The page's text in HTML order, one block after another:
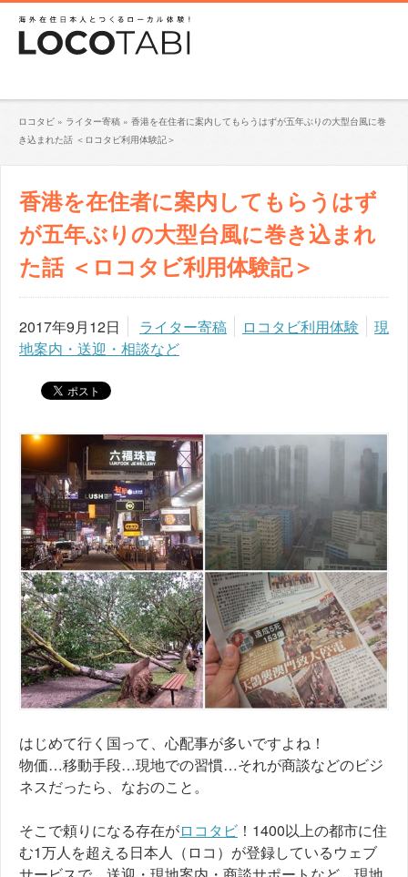
ロコタビ » ライター寄稿 » 香港を在住者に案内してもらうはずが五年ぶりの大型台風に巻
き込まれた話 ＜ロコタビ利用体験記＞
香港を在住者に案内してもらうはず
が五年ぶりの大型台風に巻き込まれ
た話 ＜ロコタビ利用体験記＞
2017年9月12日 ライター寄稿 ロコタビ利用体験
現
地案内・送迎・相談など
はじめて行く国って、心配事が多いですよね！
物価…移動手段…現地での習慣…それが商談などのビジ
ネスだったら、なおのこと。
そこで頼りになる存在がロコタビ ！1400以上の都市に住
む1万人を超える日本人（ロコ）が登録しているウェブ